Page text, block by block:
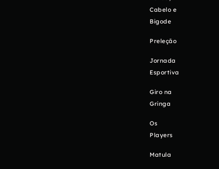
Cabelo e
Bigode
Preleção
Jornada
Esportiva
Giro na
Gringa
Os
Players
Matula